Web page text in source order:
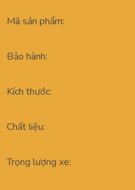
Mã sản phẩm:
Bảo hành:
Kích thước:
Chất liệu:
Trọng lượng xe: